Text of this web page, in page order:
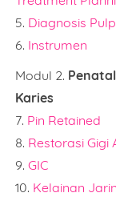
5. Diagnosis
6. Instrumen
Modul 2.
Karies
7. Pin Retained
8. Restorasi Gigi
9.GIC
10. Kelainan